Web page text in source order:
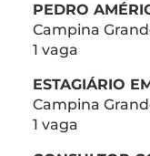
PEDRO
Campina
1 vaga
ESTAGIÁRIO
Campina
1 vaga